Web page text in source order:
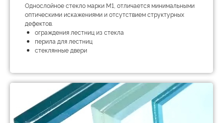
Однослойное стекло марки М1, отличается минимальными
оптическими искажениями и отсутствием структурных
дефектов.
ограждения лестниц из стекла
перила для лестниц
стеклянные двери